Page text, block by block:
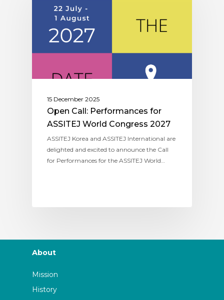
15 December 2025
Open Call: Performances for
ASSITEJ World Congress 2027
ASSITEJ Korea and ASSITEJ International are
delighted and excited to announce the Call
for Performances for the ASSITEJ World…
About
Mission
History